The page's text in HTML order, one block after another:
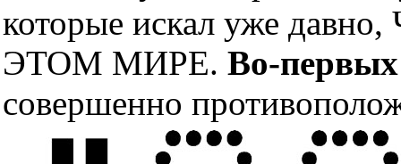
которые искал уже
ЭТОМ МИРЕ. Во-первых
совершенно